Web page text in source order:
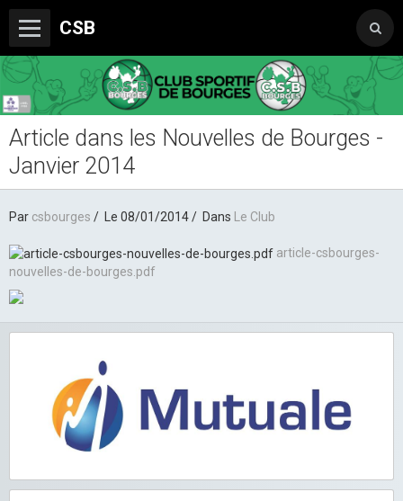
CSB
Le Club
Boutique du CSB
Photos
Article dans les Nouvelles de Bourges -
Janvier 2014
Par csbourges Le 08/01/2014 Dans Le Club
article-csbourges-
nouvelles-de-bourges.pdf